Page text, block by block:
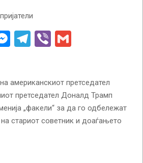
Messenger
Telegram
Viber
американскиот претседател
претседател Доналд Трамп
„факели“ за да го одбележат
стариот советник и доаѓањето